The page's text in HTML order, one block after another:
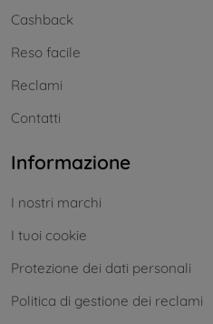
Cashback
Reso facile
Reclami
Contatti
Informazione
I nostri marchi
I tuoi cookie
Protezione dei dati personali
Politica di gestione dei reclami